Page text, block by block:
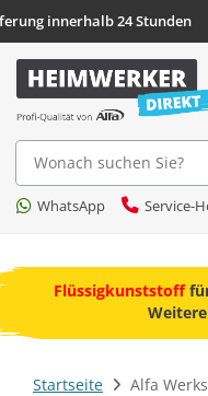
innerhalb 24 Stunden
Suche
WhatsApp Service-
Flüssigkunststoff
Startseite Alfa